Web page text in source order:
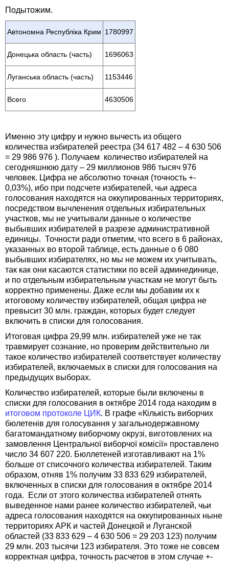
Подытожим.
Автономна Республіка Крим 1780997
Донецька область (часть) 1696063
Луганська область (часть) 1153446
Всего 4630506
Именно эту цифру и нужно вычесть из общего
количества избирателей реестра (34 617 482 – 4 630 506
= 29 986 976 ). Получаем количество избирателей на
сегодняшнюю дату – 29 миллионов 986 тысяч 976
человек. Цифра не абсолютно точная (точность +-
0,03%), ибо при подсчете избирателей, чьи адреса
голосования находятся на оккупированных территориях,
посредством вычленения отдельных избирательных
участков, мы не учитывали данные о количестве
выбывших избирателей в разрезе административной
единицы. Точности ради отметим, что всего в 6 районах,
указанных во второй таблице, есть данные о 6 080
выбывших избирателях, но мы не можем их учитывать,
так как они касаются статистики по всей админединице,
и по отдельным избирательным участкам не могут быть
корректно применены. Даже если мы добавим их к
итоговому количеству избирателей, общая цифра не
превысит 30 млн. граждан, которых будет следует
включить в списки для голосования.
Итоговая цифра 29,99 млн. избирателей уже не так
травмирует сознание, но проверим действительно ли
такое количество избирателей соответствует количеству
избирателей, включаемых в списки для голосования на
предыдущих выборах.
Количество избирателей, которые были включены в
списки для голосования в октябре 2014 года находим в
итоговом протоколе ЦИК. В графе «Кількість виборчих
бюлетенів для голосування у загальнодержавному
багатомандатному виборчому окрузі, виготовлених на
замовлення Центральної виборчої комісії» проставлено
число 34 607 220. Бюллетеней изготавливают на 1%
больше от списочного количества избирателей. Таким
образом, отняв 1% получим 33 833 629 избирателей,
включенных в списки для голосования в октябре 2014
года. Если от этого количества избирателей отнять
выведенное нами ранее количество избирателей, чьи
адреса голосования находятся на оккупированных ныне
территориях АРК и частей Донецкой и Луганской
областей (33 833 629 – 4 630 506 = 29 203 123) получим
29 млн. 203 тысячи 123 избирателя. Это тоже не совсем
корректная цифра, точность расчетов в этом случае +-